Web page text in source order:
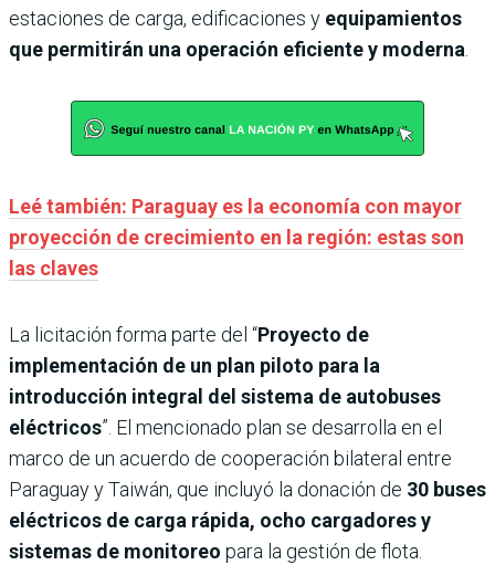
estaciones de carga, edificaciones y equipamientos
que permitirán una operación eficiente y moderna
Leé también: Paraguay es la economía con mayor
proyección de crecimiento en la región: estas son
las claves
La licitación forma parte del “Proyecto de
implementación de un plan piloto para la
introducción integral del sistema de autobuses
eléctricos”. El mencionado plan se desarrolla en el
marco de un acuerdo de cooperación bilateral entre
Paraguay y Taiwán, que incluyó la donación de 30 buses
eléctricos de carga rápida, ocho cargadores y
sistemas de monitoreo para la gestión de flota.